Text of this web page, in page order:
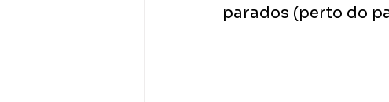
parados (perto do